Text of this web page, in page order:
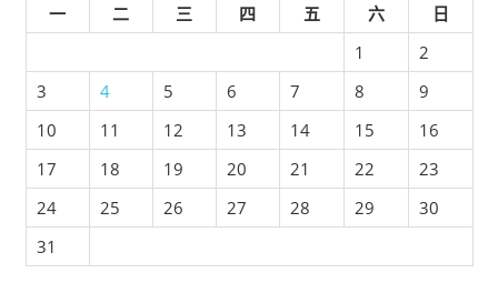
一
二 三 四 五 六
日
1
2
3
4 5 6 7 8
9
10
11 12 13 14 15
16
17
18 19 20 21 22
23
24
25 26 27 28 29
30
31